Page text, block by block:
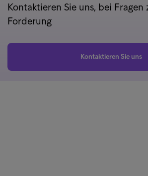
Kontaktieren Sie uns, bei Fragen
Forderung
Kontaktieren Sie uns